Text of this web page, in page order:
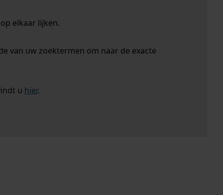
elkaar lijken.
van uw zoektermen om naar de exacte
u hier.